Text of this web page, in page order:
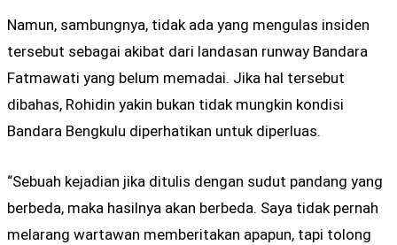
Namun, sambungnya, tidak ada yang mengulas insiden
tersebut sebagai akibat dari landasan runway Bandara
Fatmawati yang belum memadai. Jika hal tersebut
dibahas, Rohidin yakin bukan tidak mungkin kondisi
Bandara Bengkulu diperhatikan untuk diperluas.
“Sebuah kejadian jika ditulis dengan sudut pandang yang
berbeda, maka hasilnya akan berbeda. Saya tidak pernah
melarang wartawan memberitakan apapun, tapi tolong